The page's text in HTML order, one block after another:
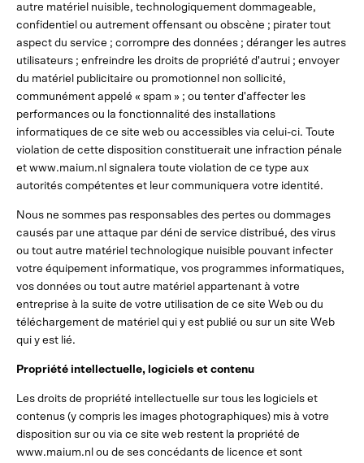
autre matériel nuisible, technologiquement dommageable,
confidentiel ou autrement offensant ou obscène ; pirater tout
aspect du service ; corrompre des données ; déranger les autres
utilisateurs ; enfreindre les droits de propriété d'autrui ; envoyer
du matériel publicitaire ou promotionnel non sollicité,
communément appelé « spam » ; ou tenter d'affecter les
performances ou la fonctionnalité des installations
informatiques de ce site web ou accessibles via celui-ci. Toute
violation de cette disposition constituerait une infraction pénale
et www.maium.nl signalera toute violation de ce type aux
autorités compétentes et leur communiquera votre identité.
Nous ne sommes pas responsables des pertes ou dommages
causés par une attaque par déni de service distribué, des virus
ou tout autre matériel technologique nuisible pouvant infecter
votre équipement informatique, vos programmes informatiques,
vos données ou tout autre matériel appartenant à votre
entreprise à la suite de votre utilisation de ce site Web ou du
téléchargement de matériel qui y est publié ou sur un site Web
qui y est lié.
Propriété intellectuelle, logiciels et contenu
Les droits de propriété intellectuelle sur tous les logiciels et
contenus (y compris les images photographiques) mis à votre
disposition sur ou via ce site web restent la propriété de
www.maium.nl ou de ses concédants de licence et sont